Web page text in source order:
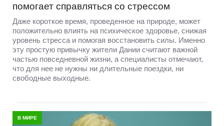
помогает справляться со стрессом
Даже короткое время, проведенное на природе, может
положительно влиять на психическое здоровье, снижая
уровень стресса и помогая восстановить силы. Именно
эту простую привычку жители Дании считают важной
частью повседневной жизни, а специалисты отмечают,
что для нее не нужны ни длительные поездки, ни
свободные выходные.
В МИРЕ